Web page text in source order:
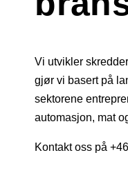
Vi utvikler
gjør vi basert på
sektorene
automasjon, mat
Kontakt oss på